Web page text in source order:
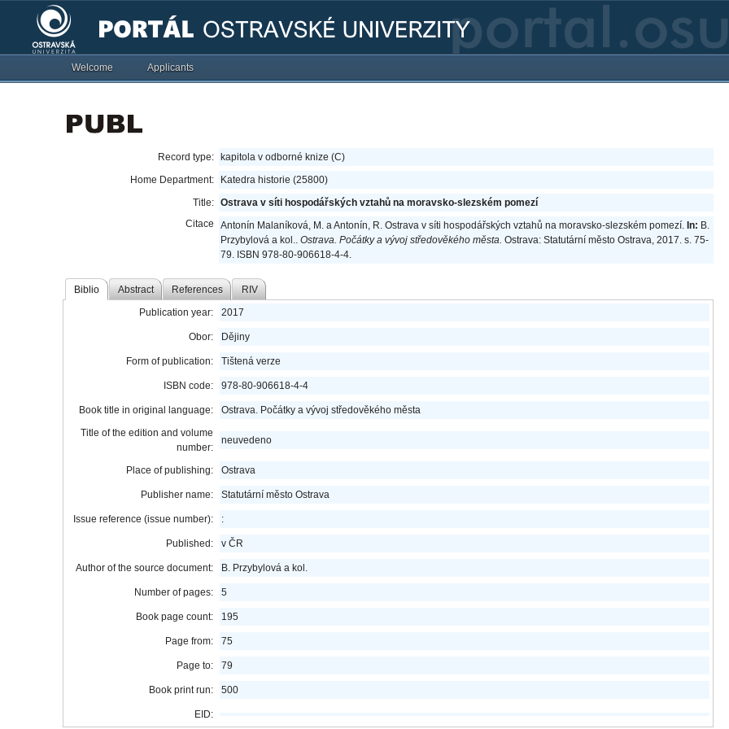
Welcome Applicants
Record type:
kapitola v odborné knize (C)
Home Department:
Katedra historie (25800)
Title: Ostrava v síti hospodářských vztahů na moravsko-slezském pomezí
Citace
Antonín Malaníková, M. a Antonín, R. Ostrava v síti hospodářských vztahů na moravsko-slezském pomezí. In: B.
Przybylová a kol..Ostrava. Počátky a vývoj středověkého města. Ostrava: Statutární město Ostrava, 2017. s. 75-
79. ISBN 978-80-906618-4-4.
Biblio Abstract References RIV
Publication year: 2017
Obor: Dějiny
Form of publication: Tištená verze
ISBN code: 978-80-906618-4-4
Book title in original language:
Ostrava. Počátky a vývoj středověkého města
Title of the edition and volume
number:
neuvedeno
Place of publishing: Ostrava
Publisher name: Statutární město Ostrava
Issue reference (issue number): :
Published: v ČR
Author of the source document: B. Przybylová a kol.
Number of pages: 5
Book page count: 195
Page from: 75
Page to: 79
Book print run: 500
EID: